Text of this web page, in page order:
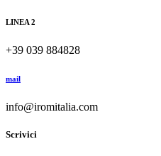
LINEA 2
+39 039 884828
mail
info@iromitalia.com
Scrivici